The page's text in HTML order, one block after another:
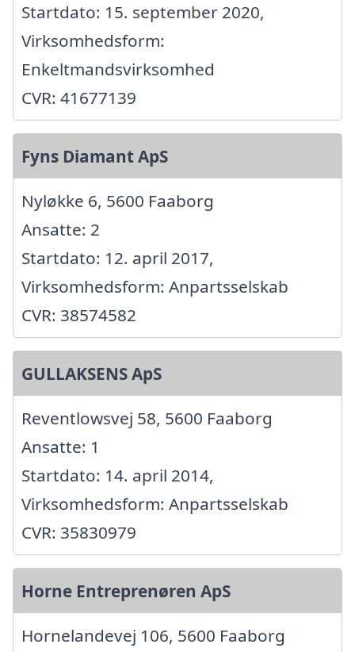
Startdato: 15. september 2020,
Virksomhedsform:
Enkeltmandsvirksomhed
CVR: 41677139
Fyns Diamant ApS
Nyløkke 6, 5600 Faaborg
Ansatte: 2
Startdato: 12. april 2017,
Virksomhedsform: Anpartsselskab
CVR: 38574582
GULLAKSENS ApS
Reventlowsvej 58, 5600 Faaborg
Ansatte: 1
Startdato: 14. april 2014,
Virksomhedsform: Anpartsselskab
CVR: 35830979
Horne Entreprenøren ApS
Hornelandevej 106, 5600 Faaborg